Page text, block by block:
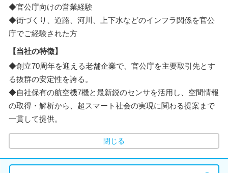
◆官公庁向けの営業経験
◆街づくり、道路、河川、上下水などのインフラ関係を官公
庁でご経験された方
【当社の特徴】
◆創立70周年を迎える老舗企業で、官公庁を主要取引先とす
る抜群の安定性を誇る。
◆自社保有の航空機7機と最新鋭のセンサを活用し、空間情報
の取得・解析から、超スマート社会の実現に関わる提案まで
一貫して提供。
閉じる